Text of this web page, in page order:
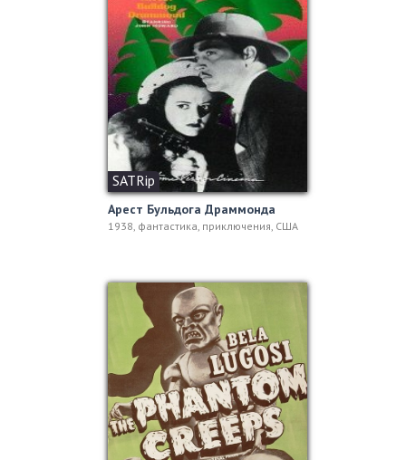
SATRip
Арест Бульдога Драммонда
1938, фантастика, приключения, США